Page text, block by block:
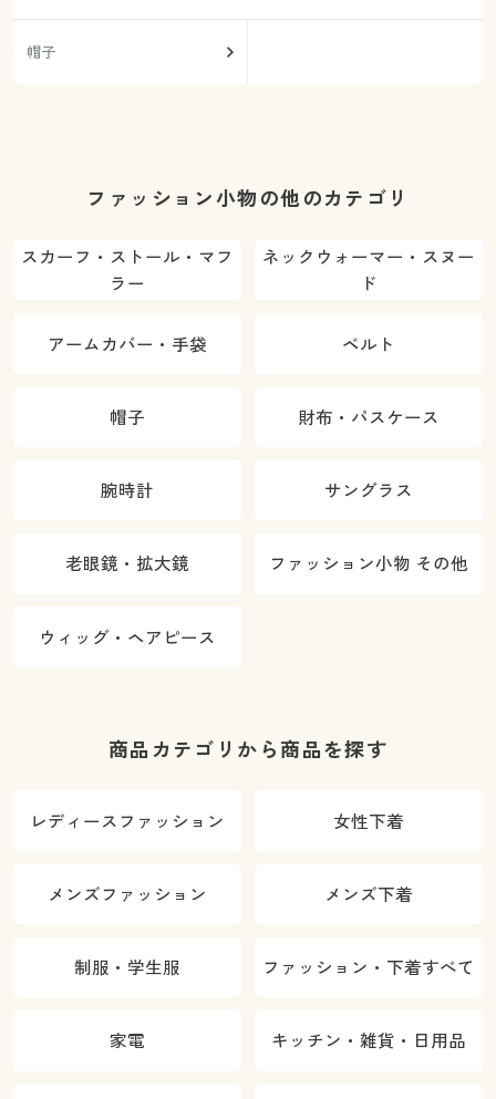
帽子
ファッション小物の他のカテゴリ
スカーフ・ストール・マフ
ラー
ネックウォーマー・スヌー
ド
アームカバー・手袋 ベルト
帽子 財布・パスケース
腕時計 サングラス
老眼鏡・拡大鏡 ファッション小物 その他
ウィッグ・ヘアピース
商品カテゴリから商品を探す
レディースファッション 女性下着
メンズファッション メンズ下着
制服・学生服 ファッション・下着すべて
家電 キッチン・雑貨・日用品